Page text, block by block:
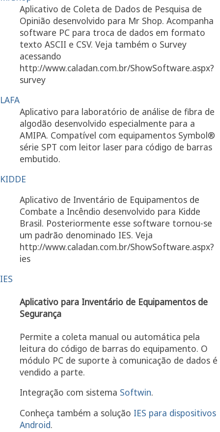
Aplicativo de Coleta de Dados de Pesquisa de
Opinião desenvolvido para Mr Shop. Acompanha
software PC para troca de dados em formato
texto ASCII e CSV. Veja também o Survey
acessando
http://www.caladan.com.br/ShowSoftware.aspx?
survey
LAFA
Aplicativo para laboratório de análise de fibra de
algodão desenvolvido especialmente para a
AMIPA. Compatível com equipamentos Symbol®
série SPT com leitor laser para código de barras
embutido.
KIDDE
Aplicativo de Inventário de Equipamentos de
Combate a Incêndio desenvolvido para Kidde
Brasil. Posteriormente esse software tornou-se
um padrão denominado IES. Veja
http://www.caladan.com.br/ShowSoftware.aspx?
ies
IES
Aplicativo para Inventário de Equipamentos de
Segurança
Permite a coleta manual ou automática pela
leitura do código de barras do equipamento. O
módulo PC de suporte à comunicação de dados é
vendido a parte.
Integração com sistema Softwin.
Conheça também a solução IES para dispositivos
Android.